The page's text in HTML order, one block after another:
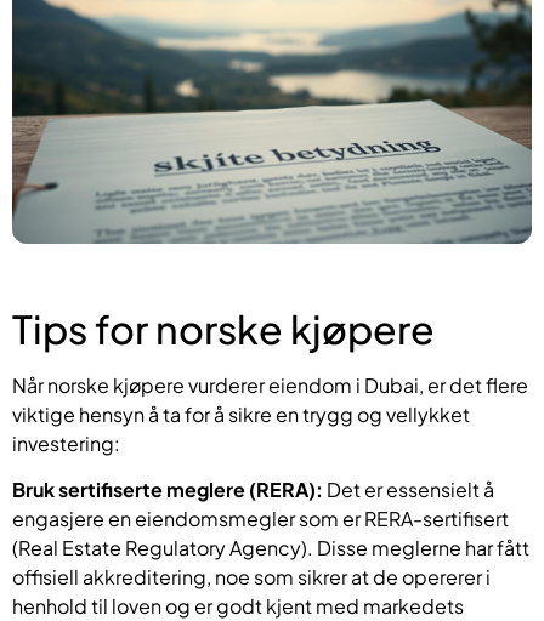
Tips for norske kjøpere
Når norske kjøpere vurderer eiendom i Dubai, er det flere
viktige hensyn å ta for å sikre en trygg og vellykket
investering:
Bruk sertifiserte meglere (RERA): Det er essensielt å
engasjere en eiendomsmegler som er RERA-sertifisert
(Real Estate Regulatory Agency). Disse meglerne har fått
offisiell akkreditering, noe som sikrer at de opererer i
henhold til loven og er godt kjent med markedets